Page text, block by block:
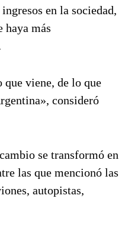
en la sociedad,
haya más
que viene, de lo que
consideró
se transformó en
las que mencionó las
autopistas,